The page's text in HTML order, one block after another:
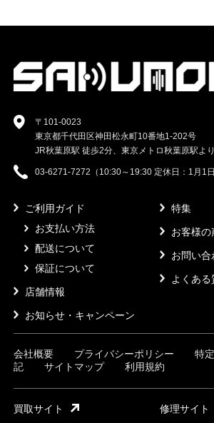
〒101-0023
東京都千代田区神田松永町10番地1-202号
JR秋葉原駅 徒歩2分、東京メトロ秋葉原駅よ
03-6271-7272（10:30～19:30 定休日：1月1日
ご利用ガイド
お支払い方法
配送について
保証について
店舗情報
お知らせ・キャンペーン
特集
お客様の
お問い合
よくある
会社概要 プライバシーポリシー
特
記
サイトマップ 利用規約
買取サイト 修理サイト